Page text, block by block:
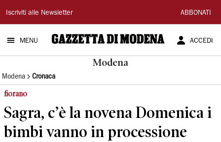
Gazzetta
di
Modena
Iscriviti alle Newsletter ABBONATI
MENU ACCEDI
Modena
Modena Cronaca
fiorano
Sagra, c’è la novena Domenica i
bimbi vanno in processione